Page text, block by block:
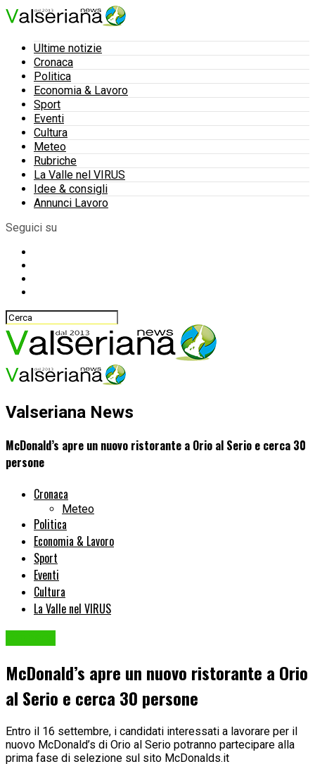
Ultime notizie
Cronaca
Politica
Economia & Lavoro
Sport
Eventi
Cultura
Meteo
Rubriche
La Valle nel VIRUS
Idee & consigli
Annunci Lavoro
Seguici su
Valseriana News
McDonald’s apre un nuovo ristorante a Orio al Serio e cerca 30
persone
Cronaca
Meteo
Politica
Economia & Lavoro
Sport
Eventi
Cultura
La Valle nel VIRUS
McDonald’s apre un nuovo ristorante a Orio
al Serio e cerca 30 persone
Entro il 16 settembre, i candidati interessati a lavorare per il
nuovo McDonald’s di Orio al Serio potranno partecipare alla
prima fase di selezione sul sito McDonalds.it